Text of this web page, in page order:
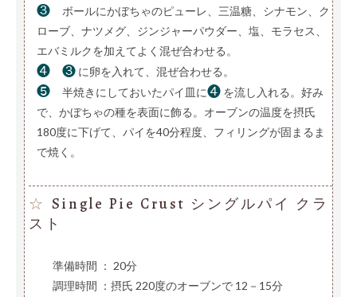
❸
ボールにかぼちゃのピューレ、三温糖、シナモン、ク
ローブ、ナツメグ、ジンジャーパウダー、塩、モラセス、
エバミルクを加えてよく混ぜ合わせる。
❹ ❸ に卵を入れて、混ぜ合わせる。
❺ 半焼きにしておいたパイ皿に❹ を流し入れる。好み
で、かぼちゃの種を表面に飾る。オーブンの温度を摂氏
180度に下げて、パイを40分程度、フィリングが固まるま
で焼く。
☆
Single Pie Crust シングルパイ クラ
スト
準備時間 ： 20分
調理時間 ：摂氏 220度のオーブンで 12－15分